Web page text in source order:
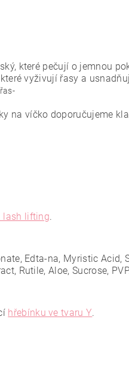
které pečují o jemnou
vyživují řasy a
na víčko doporučujeme
lash lifting.
Edta-na, Myristic Acid,
Rutile, Aloe, Sucrose,
hřebínku ve tvaru Y.